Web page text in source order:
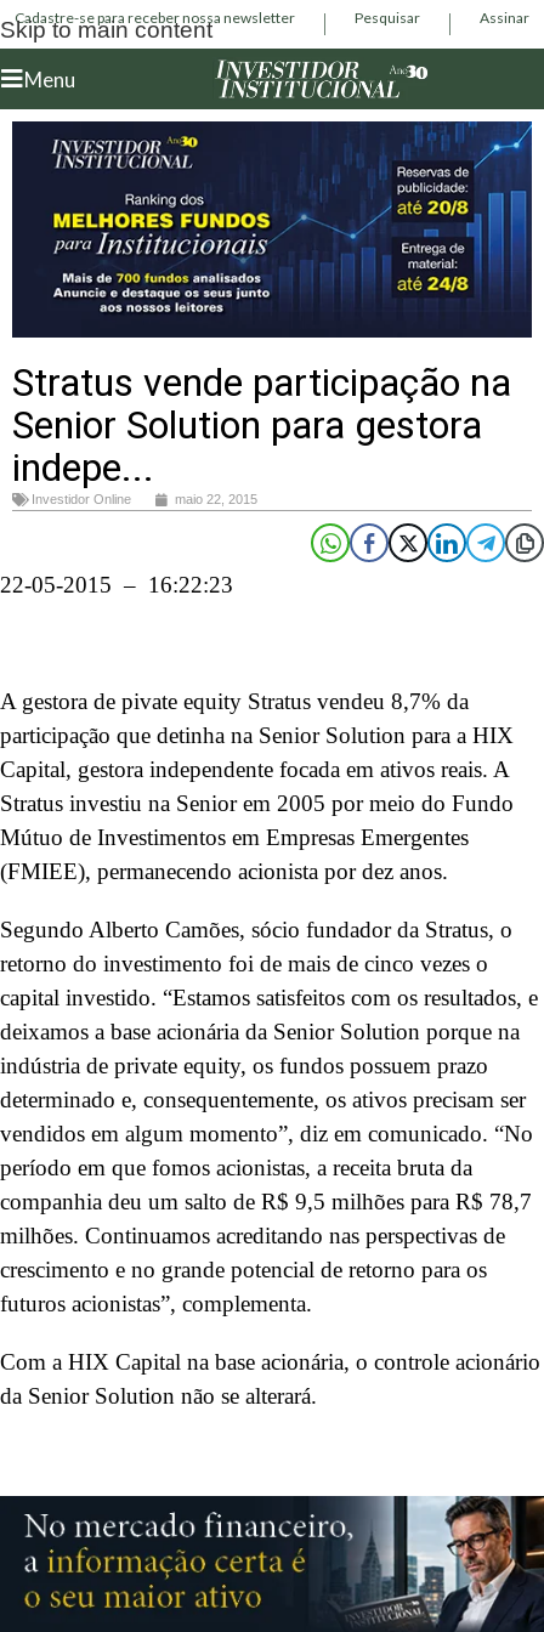
Skip to main content
Cadastre-se para receber nossa newsletter Pesquisar Assinar
Menu
Stratus vende participação na
Senior Solution para gestora
indepe...
Investidor Online maio 22, 2015
22-05-2015 – 16:22:23
A gestora de pivate equity Stratus vendeu 8,7% da
participação que detinha na Senior Solution para a HIX
Capital, gestora independente focada em ativos reais. A
Stratus investiu na Senior em 2005 por meio do Fundo
Mútuo de Investimentos em Empresas Emergentes
(FMIEE), permanecendo acionista por dez anos.
Segundo Alberto Camões, sócio fundador da Stratus, o
retorno do investimento foi de mais de cinco vezes o
capital investido. “Estamos satisfeitos com os resultados, e
deixamos a base acionária da Senior Solution porque na
indústria de private equity, os fundos possuem prazo
determinado e, consequentemente, os ativos precisam ser
vendidos em algum momento”, diz em comunicado. “No
período em que fomos acionistas, a receita bruta da
companhia deu um salto de R$ 9,5 milhões para R$ 78,7
milhões. Continuamos acreditando nas perspectivas de
crescimento e no grande potencial de retorno para os
futuros acionistas”, complementa.
Com a HIX Capital na base acionária, o controle acionário
da Senior Solution não se alterará.